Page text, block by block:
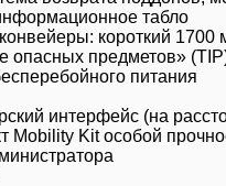
табло
короткий
опасных предметов»
питания
интерфейс (на
Mobility Kit особой